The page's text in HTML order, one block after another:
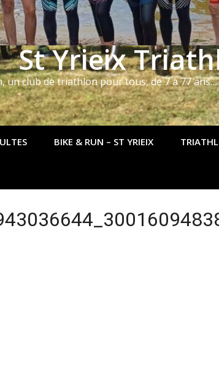
St Yrieix
un club de triathlon pour tous, de 7 à 77
BIKE & RUN – ST YRIEIX